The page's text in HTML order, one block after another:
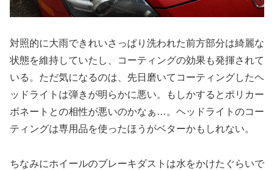
対照的に大雨できれいさっぱり洗われた前方部分は綺麗な
状態を維持していたし、コーティングの効果も発揮されて
いる。ただ気になるのは、先日磨いてコーティングしたヘ
ッドライトは弾きが明らかに悪い。もしかするとポリカー
ボネートとの相性が悪いのかなぁ…。ヘッドライトのコー
ティングは専用品を使ったほうがベターかもしれない。
ちなみにホイールのブレーキダストは水をかけたぐらいで